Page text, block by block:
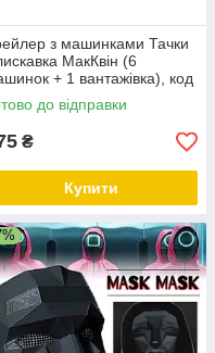
з машинками Тачки
МакКвін (6
+ 1 вантажівка), код
4
до відправки
₴
Купити